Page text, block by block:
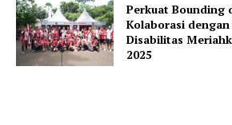
Perkuat Bounding
Kolaborasi
Disabilitas
2025